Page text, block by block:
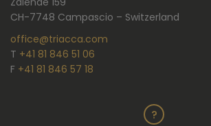
CH-7748 Campascio – Switzerland
office@triacca.com
T +41 81 846 51 06
F +41 81 846 57 18